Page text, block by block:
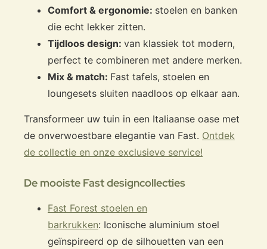
Comfort & ergonomie: stoelen en banken
die echt lekker zitten.
Tijdloos design: van klassiek tot modern,
perfect te combineren met andere merken.
Mix & match: Fast tafels, stoelen en
loungesets sluiten naadloos op elkaar aan.
Transformeer uw tuin in een Italiaanse oase met
de onverwoestbare elegantie van Fast. Ontdek
de collectie en onze exclusieve service!
De mooiste Fast designcollecties
Fast Forest stoelen en
barkrukken: Iconische aluminium stoel
geïnspireerd op de silhouetten van een